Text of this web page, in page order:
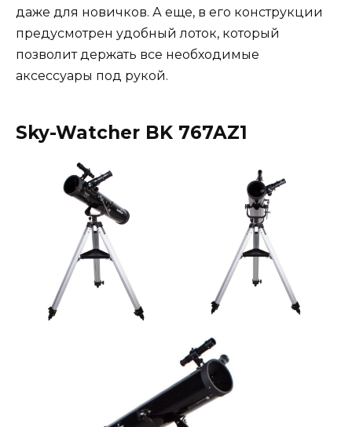
даже для новичков. А еще, в его конструкции
предусмотрен удобный лоток, который
позволит держать все необходимые
аксессуары под рукой.
Sky-Watcher BK 767AZ1